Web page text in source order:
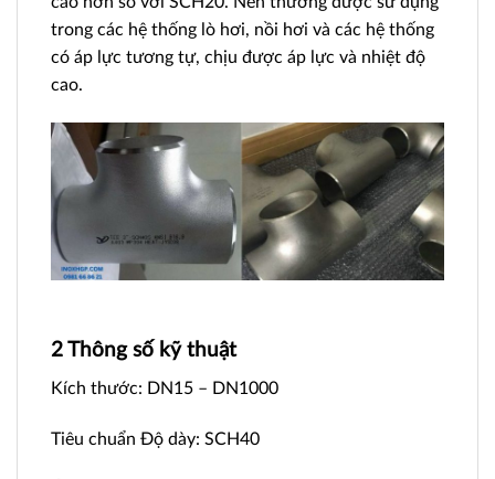
trong các hệ thống lò hơi, nồi hơi và các hệ thống
có áp lực tương tự, chịu được áp lực và nhiệt độ
cao.
2 Thông số kỹ thuật
Kích thước: DN15 – DN1000
Tiêu chuẩn Độ dày: SCH40